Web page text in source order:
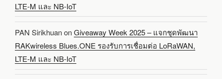
LTE-M และ NB-IoT
PAN SirikhuanonGiveaway Week 2025 – แจกชุดพัฒนา
RAKwireless Blues.ONE รองรับการเชื่อมต่อ LoRaWAN,
LTE-M และ NB-IoT